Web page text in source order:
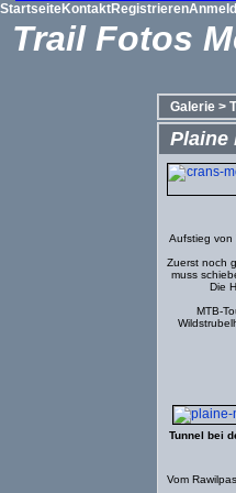
StartseiteKontaktRegistrieren
Trail Fotos
Galerie>
Plaine
Aufstieg von
Zuerst noch
muss
Die
MTB-
Tunnel bei
Vom